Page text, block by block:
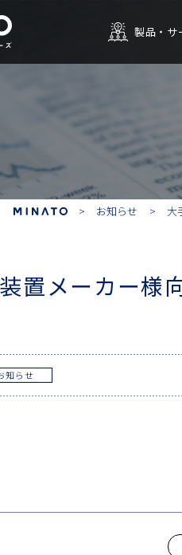
製品・サ
お知らせ 大
置メーカー様
知らせ